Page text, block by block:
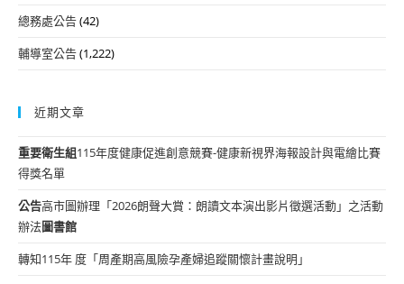
總務處公告(42)
輔導室公告(1,222)
近期文章
重要衛生組115年度健康促進創意競賽-健康新視界海報設計與電繪比賽
得獎名單
公告高市圖辦理「2026朗聲大賞：朗讀文本演出影片徵選活動」之活動
辦法圖書館
轉知115年 度「周產期高風險孕產婦追蹤關懷計畫說明」